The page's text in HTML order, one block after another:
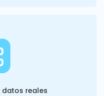
datos reales